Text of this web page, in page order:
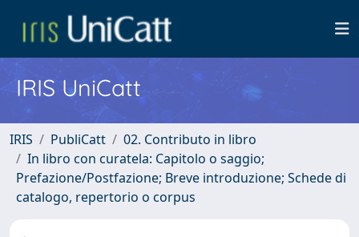
IRIS UniCatt
IRIS PubliCatt
02. Contributo in libro
In libro con curatela: Capitolo o saggio;
Prefazione/Postfazione; Breve introduzione; Schede di
catalogo, repertorio o corpus